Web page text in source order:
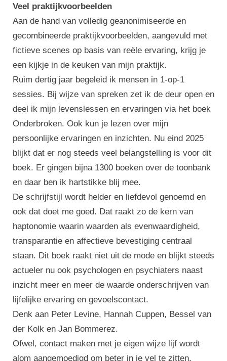
Veel praktijkvoorbeelden
Aan de hand van volledig geanonimiseerde en
gecombineerde praktijkvoorbeelden, aangevuld met
fictieve scenes op basis van reële ervaring, krijg je
een kijkje in de keuken van mijn praktijk.
Ruim dertig jaar begeleid ik mensen in 1-op-1
sessies. Bij wijze van spreken zet ik de deur open en
deel ik mijn levenslessen en ervaringen via het boek
Onderbroken. Ook kun je lezen over mijn
persoonlijke ervaringen en inzichten. Nu eind 2025
blijkt dat er nog steeds veel belangstelling is voor dit
boek. Er gingen bijna 1300 boeken over de toonbank
en daar ben ik hartstikke blij mee.
De schrijfstijl wordt helder en liefdevol genoemd en
ook dat doet me goed. Dat raakt zo de kern van
haptonomie waarin waarden als evenwaardigheid,
transparantie en affectieve bevestiging centraal
staan. Dit boek raakt niet uit de mode en blijkt steeds
actueler nu ook psychologen en psychiaters naast
inzicht meer en meer de waarde onderschrijven van
lijfelijke ervaring en gevoelscontact.
Denk aan Peter Levine, Hannah Cuppen, Bessel van
der Kolk en Jan Bommerez.
Ofwel, contact maken met je eigen wijze lijf wordt
alom aangemoedigd om beter in je vel te zitten.